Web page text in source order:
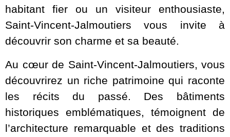
habitant fier ou un visiteur enthousiaste,
Saint-Vincent-Jalmoutiers vous invite à
découvrir son charme et sa beauté.
Au cœur de Saint-Vincent-Jalmoutiers, vous
découvrirez un riche patrimoine qui raconte
les récits du passé. Des bâtiments
historiques emblématiques, témoignent de
l’architecture remarquable et des traditions